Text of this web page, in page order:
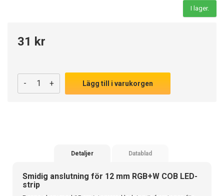
I lager.
31 kr
- + Lägg till i varukorgen
Detaljer Datablad
Smidig anslutning för 12 mm RGB+W COB LED-
strip